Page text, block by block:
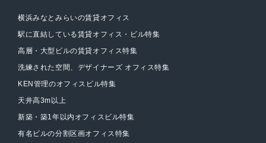
横浜みなとみらいの賃貸オフィス
駅に直結している賃貸オフィス・ビル特集
高層・大型ビルの賃貸オフィス特集
洗練された空間、デザイナーズ オフィス特集
KEN管理のオフィスビル特集
天井高3m以上
新築・築1年以内オフィスビル特集
有名ビルの分割区画オフィス特集